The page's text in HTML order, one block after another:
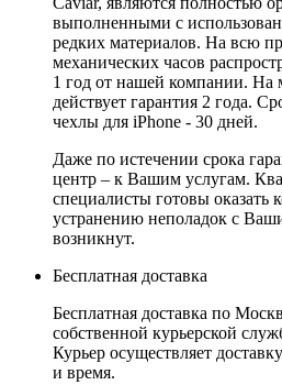
выполненными с
редких материалов. На всю
механических часов
1 год от нашей компании. На
действует гарантия 2 года.
чехлы для iPhone - 30 дней.
Даже по истечении срока
центр – к Вашим услугам.
специалисты готовы оказать
устранению неполадок с
возникнут.
Бесплатная доставка
Бесплатная доставка по
собственной курьерской
Курьер осуществляет
и время.